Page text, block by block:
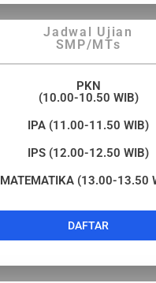
Jadwal Ujian
SMP/MTs
PKN
(10.00-10.50 WIB)
IPA (11.00-11.50 WIB)
IPS (12.00-12.50 WIB)
MATEMATIKA (13.00-13.50
DAFTAR